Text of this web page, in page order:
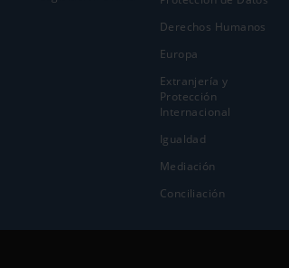
Derechos Humanos
Europa
Extranjería y
Protección
Internacional
Igualdad
Mediación
Conciliación